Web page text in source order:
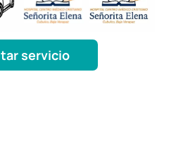
servicio